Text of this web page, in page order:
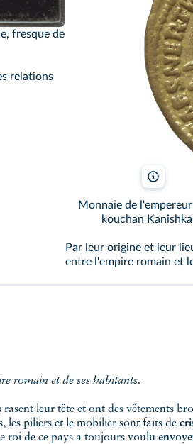
fresque de
relations
Monnaie de
kouchan
Par leur origine et leur
entre l'empire romain et
romain et de ses habitants.
leur tête et ont des vêtements
les piliers et le mobilier sont faits de
roi de ce pays a toujours voulu